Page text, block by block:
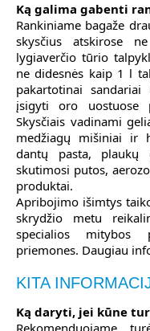
Ką galima gabenti
Rankiniame bagaže
skysčius atskirose
lygiaverčio tūrio
ne didesnės kaip 1 l
pakartotinai
įsigyti oro uostuose
Skysčiais vadinami
medžiagų mišiniai ir
dantų pasta, plaukų
skutimosi putos,
produktai.
Apribojimo išimtys
skrydžio metu
specialios mitybos
priemones. Daugiau
KITA
Ką daryti, jei kūne
Rekomenduojame